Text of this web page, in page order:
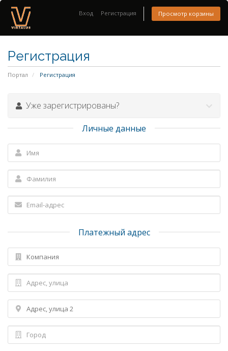
Вход Регистрация Просмотр корзины
Регистрация
Портал Регистрация
Уже зарегистрированы?
Личные данные
Платежный адрес